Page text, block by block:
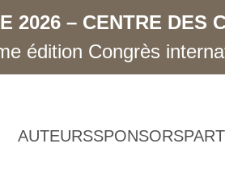
2026 – CENTRE DES
édition Congrès
AUTEURSSPONSORS